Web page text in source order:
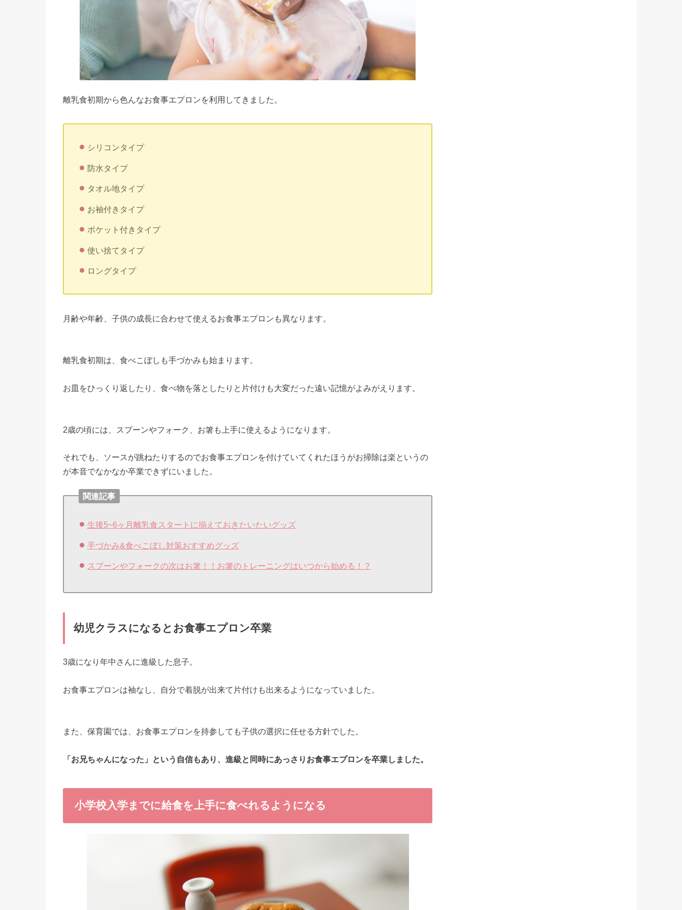
離乳食初期から色んなお食事エプロンを利用してきました。
シリコンタイプ
防水タイプ
タオル地タイプ
お袖付きタイプ
ポケット付きタイプ
使い捨てタイプ
ロングタイプ
月齢や年齢、子供の成長に合わせて使えるお食事エプロンも異なります。
離乳食初期は、食べこぼしも手づかみも始まります。
お皿をひっくり返したり、食べ物を落としたりと片付けも大変だった遠い記憶がよみがえります。
2歳の頃には、スプーンやフォーク、お箸も上手に使えるようになります。
それでも、ソースが跳ねたりするのでお食事エプロンを付けていてくれたほうがお掃除は楽というの
が本音でなかなか卒業できずにいました。
関連記事
生後5~6ヶ月離乳食スタートに揃えておきたいたいグッズ
手づかみ&食べこぼし対策おすすめグッズ
スプーンやフォークの次はお箸！！お箸のトレーニングはいつから始める！？
幼児クラスになるとお食事エプロン卒業
3歳になり年中さんに進級した息子。
お食事エプロンは袖なし、自分で着脱が出来て片付けも出来るようになっていました。
また、保育園では、お食事エプロンを持参しても子供の選択に任せる方針でした。
「お兄ちゃんになった」という自信もあり、進級と同時にあっさりお食事エプロンを卒業しました。
小学校入学までに給食を上手に食べれるようになる